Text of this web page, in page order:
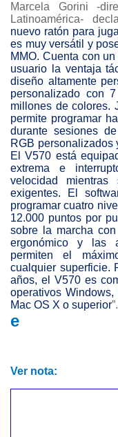
Marcela Gorini -
Latinoamérica-
nuevo ratón para
es muy versátil y
MMO. Cuenta con
usuario la ventaja
diseño altamente
personalizado con
millones de colores.
permite programar
durante sesiones
RGB personalizados
El V570 está
extrema e
velocidad
exigentes. El
programar cuatro
12.000 puntos por
sobre la marcha
ergonómico y las
permiten el
cualquier superficie.
años, el V570 es
operativos
Mac OS X o superior”.
e
Ver nota: